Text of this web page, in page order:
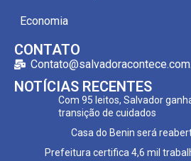
Economia
CONTATO
NOTÍCIAS RECENTES
Com 95 leitos, Salvador
transição de cuidados
Casa do Benin será
Prefeitura certifica 4,6 mil